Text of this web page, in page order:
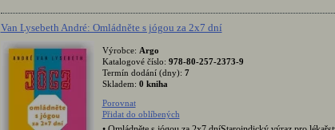
Van Lysebeth André: Omládněte s jógou za 2x7 dní
Výrobce: Argo
Katalogové číslo: 978-80-257-2373-9
Termín dodání (dny): 7
Skladem: 0 kniha
Porovnat
Přidat do oblíbených